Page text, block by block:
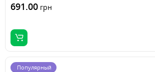
691.00 грн
Популярный